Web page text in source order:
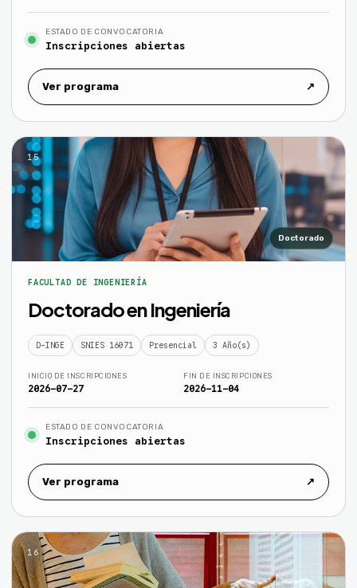
ESTADO DE CONVOCATORIA
Inscripciones abiertas
Ver programa ↗
15
Doctorado
FACULTAD DE INGENIERÍA
Doctorado en Ingeniería
D-INGE SNIES 16071 Presencial 3 Año(s)
INICIO DE INSCRIPCIONES
2026-07-27
FIN DE INSCRIPCIONES
2026-11-04
ESTADO DE CONVOCATORIA
Inscripciones abiertas
Ver programa ↗
16